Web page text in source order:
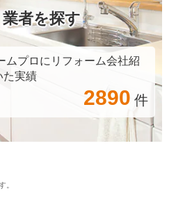
者を探す
ムプロにリフォーム会社紹
た実績
2890 件
。